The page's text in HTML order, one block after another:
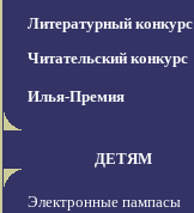
Литературный конкурс
Читательский конкурс
Илья-Премия
ДЕТЯМ
Электронные пампасы